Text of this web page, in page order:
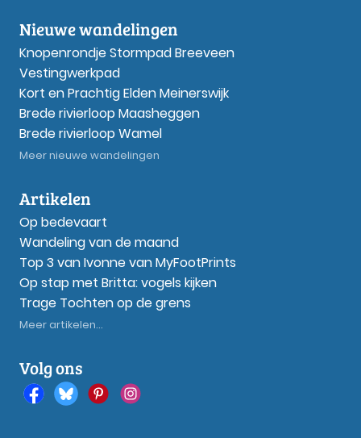
Nieuwe wandelingen
Knopenrondje Stormpad Breeveen
Vestingwerkpad
Kort en Prachtig Elden Meinerswijk
Brede rivierloop Maasheggen
Brede rivierloop Wamel
Meer nieuwe wandelingen
Artikelen
Op bedevaart
Wandeling van de maand
Top 3 van Ivonne van MyFootPrints
Op stap met Britta: vogels kijken
Trage Tochten op de grens
Meer artikelen...
Volg ons